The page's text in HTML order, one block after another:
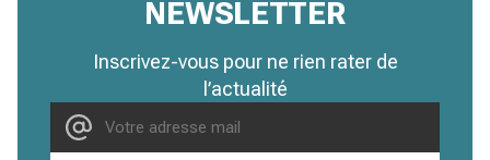
NEWSLETTER
Inscrivez-vous pour ne rien rater de
l’actualité